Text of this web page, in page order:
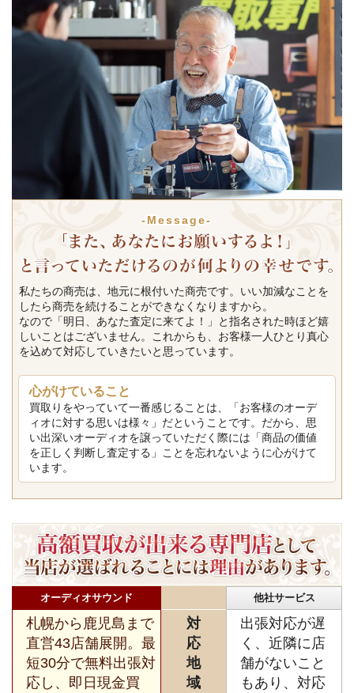
-Message-
私たちの商売は、地元に根付いた商売です。いい加減なことを
したら商売を続けることができなくなりますから。
なので「明日、あなた査定に来てよ！」と指名された時ほど嬉
しいことはございません。これからも、お客様一人ひとり真心
を込めて対応していきたいと思っています。
心がけていること
買取りをやっていて一番感じることは、「お客様のオーデ
ィオに対する思いは様々」だということです。だから、思
い出深いオーディオを譲っていただく際には「商品の価値
を正しく判断し査定する」ことを忘れないように心がけて
います。
オーディオサウンド 他社サービス
札幌から鹿児島まで
直営43店舗展開。最
短30分で無料出張対
応し、即日現金買
対
応
地
域
出張対応が遅
く、近隣に店
舗がないこと
もあり、対応